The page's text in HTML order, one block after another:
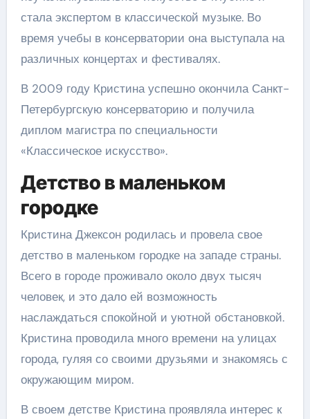
стала экспертом в классической музыке. Во
время учебы в консерватории она выступала на
различных концертах и фестивалях.
В 2009 году Кристина успешно окончила Санкт-
Петербургскую консерваторию и получила
диплом магистра по специальности
«Классическое искусство».
Детство в маленьком
городке
Кристина Джексон родилась и провела свое
детство в маленьком городке на западе страны.
Всего в городе проживало около двух тысяч
человек, и это дало ей возможность
наслаждаться спокойной и уютной обстановкой.
Кристина проводила много времени на улицах
города, гуляя со своими друзьями и знакомясь с
окружающим миром.
В своем детстве Кристина проявляла интерес к